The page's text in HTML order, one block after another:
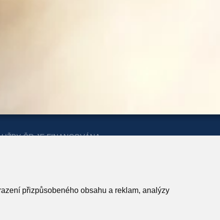
přizpůsobeného obsahu a reklam, analýzy
ČR JE FINANCOVÁNA